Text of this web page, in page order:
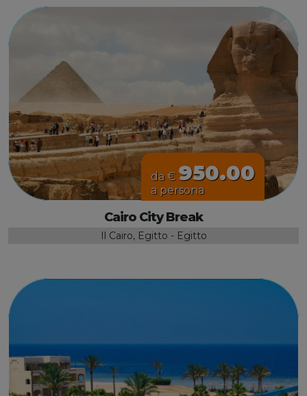
da € 950.00
a persona
Cairo City Break
Il Cairo, Egitto - Egitto